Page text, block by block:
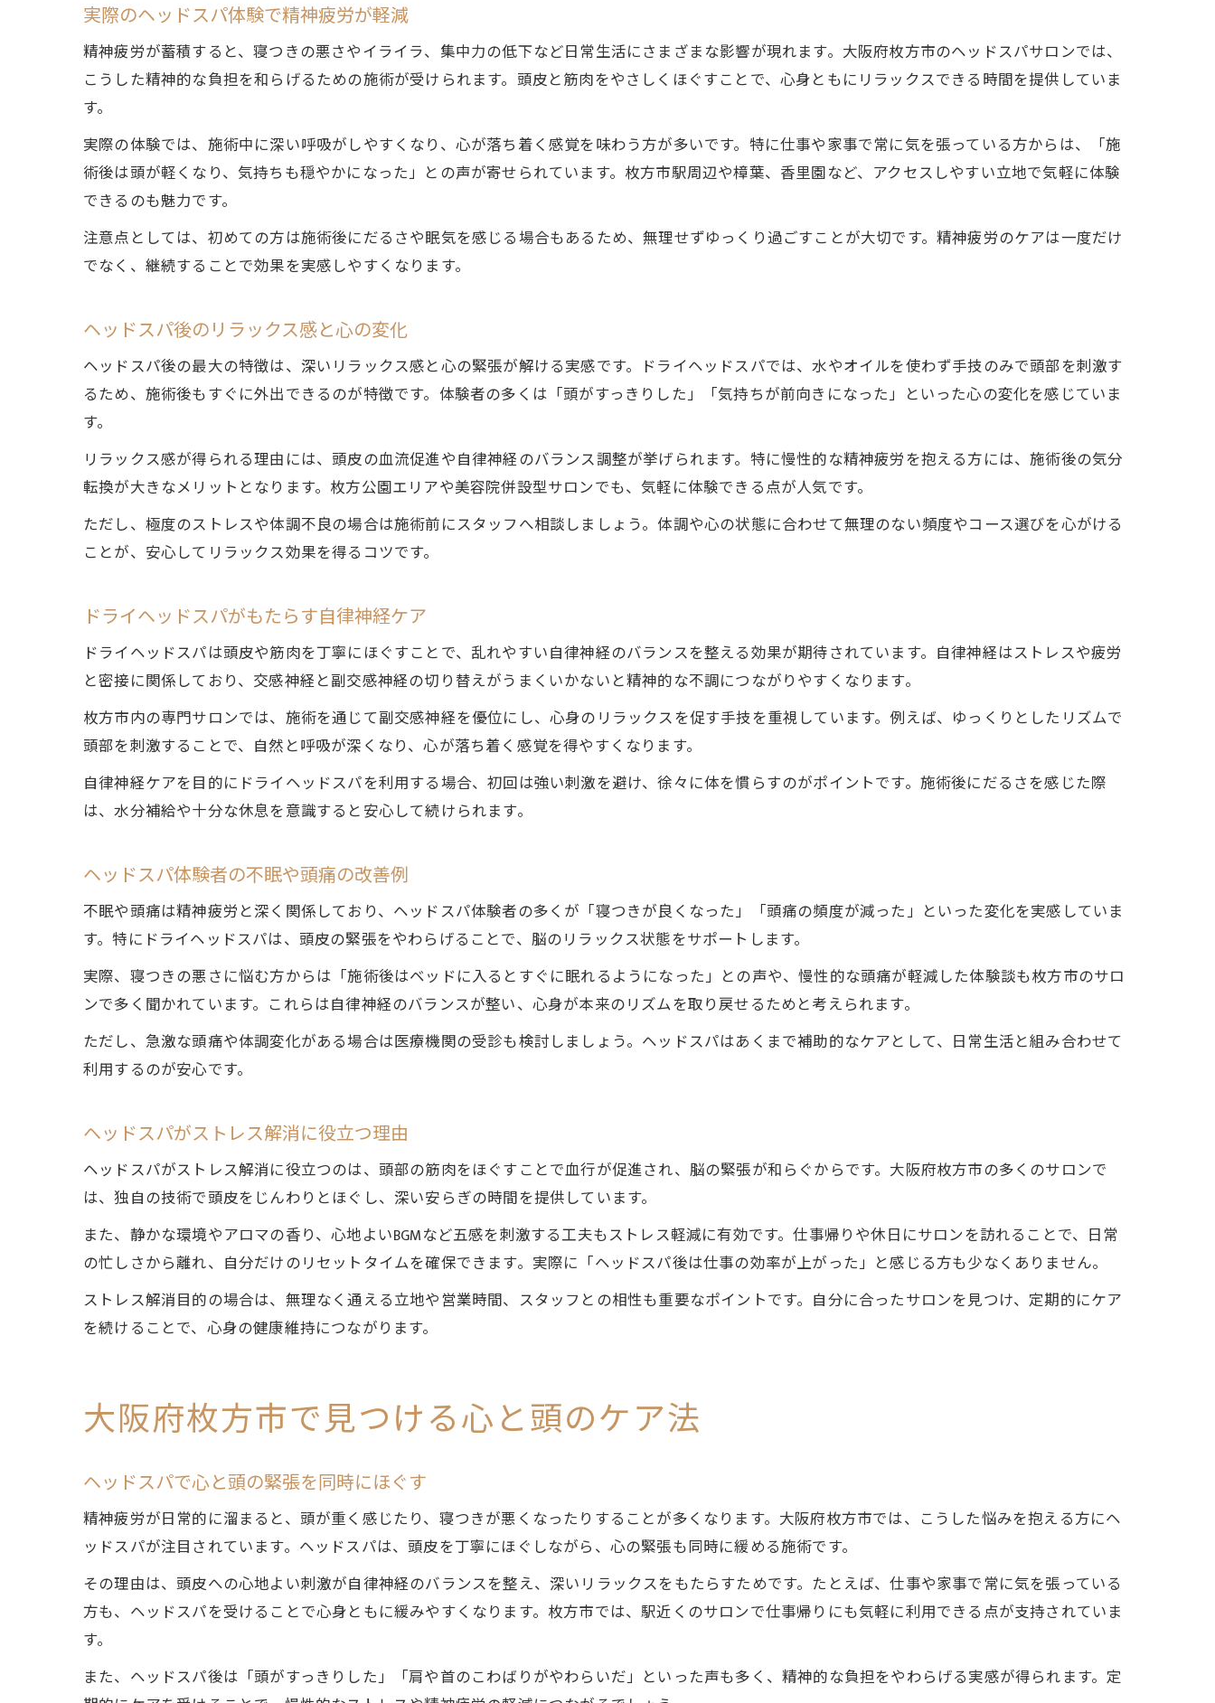
ヘッドスパとマッサージの違いを知ろう
自分に合ったヘッドスパサロンの選び方
ヘッドスパ翌日のだるさの原因と対処法
ヘッドスパ後の水分補給とリカバリーの重要性
ヘッドスパで心身のリフレッシュを体感
ヘッドスパが睡眠の質向上に役立つ理由
ヘッドスパが自律神経を整えるメカニズム
ヘッドスパと頭皮マッサージの相乗効果とは
継続しやすい場所選びで心身をリフレッシュ
ヘッドスパを続けやすいサロンの選び方
無理なく通えるヘッドスパのポイント解説
ヘッドスパで心身リフレッシュを習慣化
ヘッドスパサロン比較で失敗しない方法
実際のヘッドスパ体験で精神疲労が軽減
精神疲労が蓄積すると、寝つきの悪さやイライラ、集中力の低下など日常生活にさまざまな影響が現れます。大阪府枚方市のヘッドスパサロンでは、
こうした精神的な負担を和らげるための施術が受けられます。頭皮と筋肉をやさしくほぐすことで、心身ともにリラックスできる時間を提供していま
す。
実際の体験では、施術中に深い呼吸がしやすくなり、心が落ち着く感覚を味わう方が多いです。特に仕事や家事で常に気を張っている方からは、「施
術後は頭が軽くなり、気持ちも穏やかになった」との声が寄せられています。枚方市駅周辺や樟葉、香里園など、アクセスしやすい立地で気軽に体験
できるのも魅力です。
注意点としては、初めての方は施術後にだるさや眠気を感じる場合もあるため、無理せずゆっくり過ごすことが大切です。精神疲労のケアは一度だけ
でなく、継続することで効果を実感しやすくなります。
ヘッドスパ後のリラックス感と心の変化
ヘッドスパ後の最大の特徴は、深いリラックス感と心の緊張が解ける実感です。ドライヘッドスパでは、水やオイルを使わず手技のみで頭部を刺激す
るため、施術後もすぐに外出できるのが特徴です。体験者の多くは「頭がすっきりした」「気持ちが前向きになった」といった心の変化を感じていま
す。
リラックス感が得られる理由には、頭皮の血流促進や自律神経のバランス調整が挙げられます。特に慢性的な精神疲労を抱える方には、施術後の気分
転換が大きなメリットとなります。枚方公園エリアや美容院併設型サロンでも、気軽に体験できる点が人気です。
ただし、極度のストレスや体調不良の場合は施術前にスタッフへ相談しましょう。体調や心の状態に合わせて無理のない頻度やコース選びを心がける
ことが、安心してリラックス効果を得るコツです。
ドライヘッドスパがもたらす自律神経ケア
ドライヘッドスパは頭皮や筋肉を丁寧にほぐすことで、乱れやすい自律神経のバランスを整える効果が期待されています。自律神経はストレスや疲労
と密接に関係しており、交感神経と副交感神経の切り替えがうまくいかないと精神的な不調につながりやすくなります。
枚方市内の専門サロンでは、施術を通じて副交感神経を優位にし、心身のリラックスを促す手技を重視しています。例えば、ゆっくりとしたリズムで
頭部を刺激することで、自然と呼吸が深くなり、心が落ち着く感覚を得やすくなります。
自律神経ケアを目的にドライヘッドスパを利用する場合、初回は強い刺激を避け、徐々に体を慣らすのがポイントです。施術後にだるさを感じた際
は、水分補給や十分な休息を意識すると安心して続けられます。
ヘッドスパ体験者の不眠や頭痛の改善例
不眠や頭痛は精神疲労と深く関係しており、ヘッドスパ体験者の多くが「寝つきが良くなった」「頭痛の頻度が減った」といった変化を実感していま
す。特にドライヘッドスパは、頭皮の緊張をやわらげることで、脳のリラックス状態をサポートします。
実際、寝つきの悪さに悩む方からは「施術後はベッドに入るとすぐに眠れるようになった」との声や、慢性的な頭痛が軽減した体験談も枚方市のサロ
ンで多く聞かれています。これらは自律神経のバランスが整い、心身が本来のリズムを取り戻せるためと考えられます。
ただし、急激な頭痛や体調変化がある場合は医療機関の受診も検討しましょう。ヘッドスパはあくまで補助的なケアとして、日常生活と組み合わせて
利用するのが安心です。
ヘッドスパがストレス解消に役立つ理由
ヘッドスパがストレス解消に役立つのは、頭部の筋肉をほぐすことで血行が促進され、脳の緊張が和らぐからです。大阪府枚方市の多くのサロンで
は、独自の技術で頭皮をじんわりとほぐし、深い安らぎの時間を提供しています。
また、静かな環境やアロマの香り、心地よいBGMなど五感を刺激する工夫もストレス軽減に有効です。仕事帰りや休日にサロンを訪れることで、日常
の忙しさから離れ、自分だけのリセットタイムを確保できます。実際に「ヘッドスパ後は仕事の効率が上がった」と感じる方も少なくありません。
ストレス解消目的の場合は、無理なく通える立地や営業時間、スタッフとの相性も重要なポイントです。自分に合ったサロンを見つけ、定期的にケア
を続けることで、心身の健康維持につながります。
大阪府枚方市で見つける心と頭のケア法
ヘッドスパで心と頭の緊張を同時にほぐす
精神疲労が日常的に溜まると、頭が重く感じたり、寝つきが悪くなったりすることが多くなります。大阪府枚方市では、こうした悩みを抱える方にヘ
ッドスパが注目されています。ヘッドスパは、頭皮を丁寧にほぐしながら、心の緊張も同時に緩める施術です。
その理由は、頭皮への心地よい刺激が自律神経のバランスを整え、深いリラックスをもたらすためです。たとえば、仕事や家事で常に気を張っている
方も、ヘッドスパを受けることで心身ともに緩みやすくなります。枚方市では、駅近くのサロンで仕事帰りにも気軽に利用できる点が支持されていま
す。
また、ヘッドスパ後は「頭がすっきりした」「肩や首のこわばりがやわらいだ」といった声も多く、精神的な負担をやわらげる実感が得られます。定